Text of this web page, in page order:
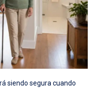
siendo segura cuando